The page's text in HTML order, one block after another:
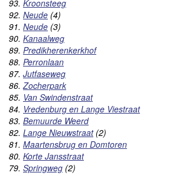
93. Kroonsteeg
92. Neude (4)
91. Neude (3)
90. Kanaalweg
89. Predikherenkerkhof
88. Perronlaan
87. Jutfaseweg
86.Zocherpark
85. Van Swindenstraat
84. Vredenburg en Lange Viestraat
83. Bemuurde Weerd
82. Lange Nieuwstraat(2)
81. Maartensbrug en Domtoren
80. Korte Jansstraat
79. Springweg (2)